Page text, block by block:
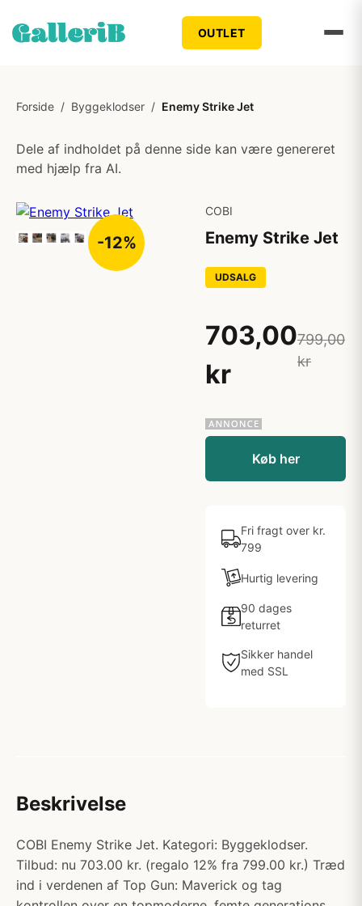
OUTLET
Forside / Byggeklodser / Enemy Strike Jet
Dele af indholdet på denne side kan være genereret
med hjælp fra AI.
-12%
COBI
Enemy Strike Jet
UDSALG
703,00
kr
799,00
kr
Køb her
Fri fragt over kr.
799
Hurtig levering
90 dages
returret
Sikker handel
med SSL
Beskrivelse
COBI Enemy Strike Jet. Kategori: Byggeklodser.
Tilbud: nu 703.00 kr. (regalo 12% fra 799.00 kr.) Træd
ind i verdenen af Top Gun: Maverick og tag